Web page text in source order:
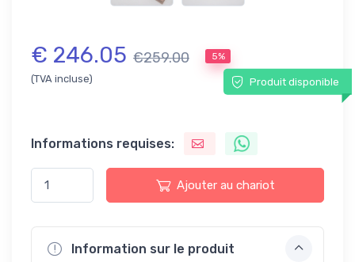
€ 246.05 €259.00 5%
(TVA incluse) Produit disponible
Informations requises:
Ajouter au chariot
Information sur le produit